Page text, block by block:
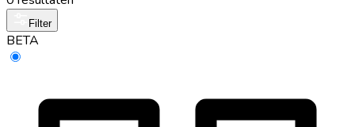
Filter
BETA